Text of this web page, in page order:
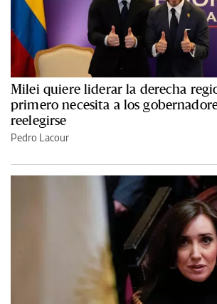
Milei quiere liderar la derecha
primero necesita a los
reelegirse
Pedro Lacour